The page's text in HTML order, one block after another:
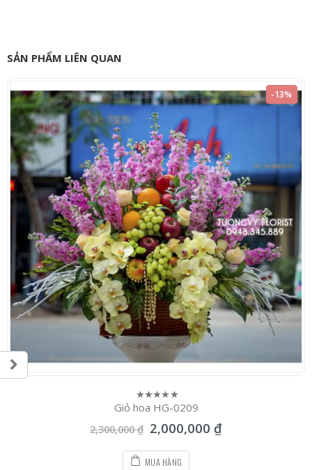
SẢN PHẨM LIÊN QUAN
-13%
0
of
5
Giỏ hoa HG-0209
2,300,000₫ 2,000,000 ₫
MUA HÀNG